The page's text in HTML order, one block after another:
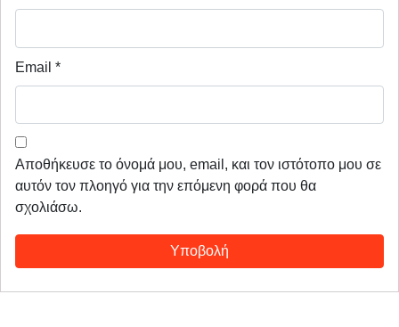
Email *
Αποθήκευσε το όνομά μου, email, και τον ιστότοπο μου σε
αυτόν τον πλοηγό για την επόμενη φορά που θα
σχολιάσω.